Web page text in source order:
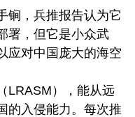
锏，兵推报告认为它
署，但它是小众武
应对中国庞大的海空
LRASM），能从远
的入侵能力。每次推